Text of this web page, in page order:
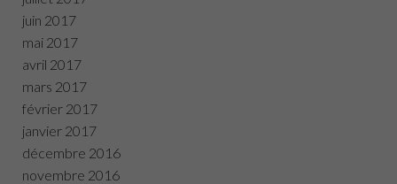
juin 2017
mai 2017
avril 2017
mars 2017
février 2017
janvier 2017
décembre 2016
novembre 2016